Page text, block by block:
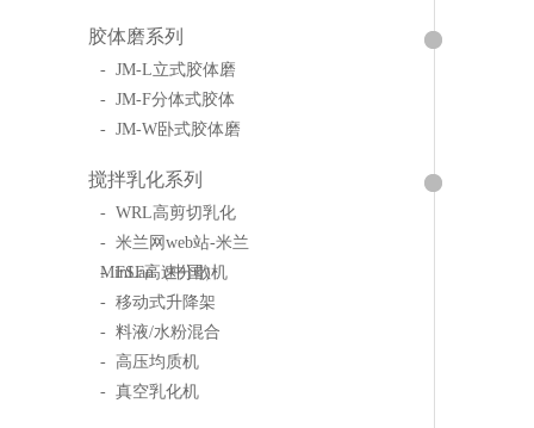
胶体磨系列
- JM-L立式胶体磨
- JM-F分体式胶体
- JM-W卧式胶体磨
搅拌乳化系列
- WRL高剪切乳化
- 米兰网web站-米兰
MinLan（中国）
- FSF高速分散机
- 移动式升降架
- 料液/水粉混合
- 高压均质机
- 真空乳化机